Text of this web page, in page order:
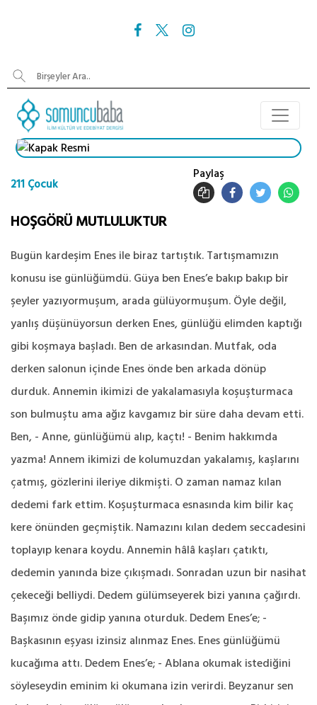
211 Çocuk
Paylaş
HOŞGÖRÜ MUTLULUKTUR
Bugün kardeşim Enes ile biraz tartıştık. Tartışmamızın
konusu ise günlüğümdü. Güya ben Enes’e bakıp bakıp bir
şeyler yazıyormuşum, arada gülüyormuşum. Öyle değil,
yanlış düşünüyorsun derken Enes, günlüğü elimden kaptığı
gibi koşmaya başladı. Ben de arkasından. Mutfak, oda
derken salonun içinde Enes önde ben arkada dönüp
durduk. Annemin ikimizi de yakalamasıyla koşuşturmaca
son bulmuştu ama ağız kavgamız bir süre daha devam etti.
Ben, - Anne, günlüğümü alıp, kaçtı! - Benim hakkımda
yazma! Annem ikimizi de kolumuzdan yakalamış, kaşlarını
çatmış, gözlerini ileriye dikmişti. O zaman namaz kılan
dedemi fark ettim. Koşuşturmaca esnasında kim bilir kaç
kere önünden geçmiştik. Namazını kılan dedem seccadesini
toplayıp kenara koydu. Annemin hâlâ kaşları çatıktı,
dedemin yanında bize çıkışmadı. Sonradan uzun bir nasihat
çekeceği belliydi. Dedem gülümseyerek bizi yanına çağırdı.
Başımız önde gidip yanına oturduk. Dedem Enes’e; -
Başkasının eşyası izinsiz alınmaz Enes. Enes günlüğümü
kucağıma attı. Dedem Enes’e; - Ablana okumak istediğini
söyleseydin eminim ki okumana izin verirdi. Beyzanur sen